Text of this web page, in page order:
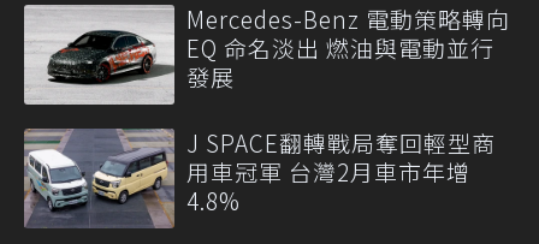
Mercedes-Benz 電動策略轉向
EQ 命名淡出 燃油與電動並行
發展
J SPACE翻轉戰局奪回輕型商
用車冠軍 台灣2月車市年增
4.8%